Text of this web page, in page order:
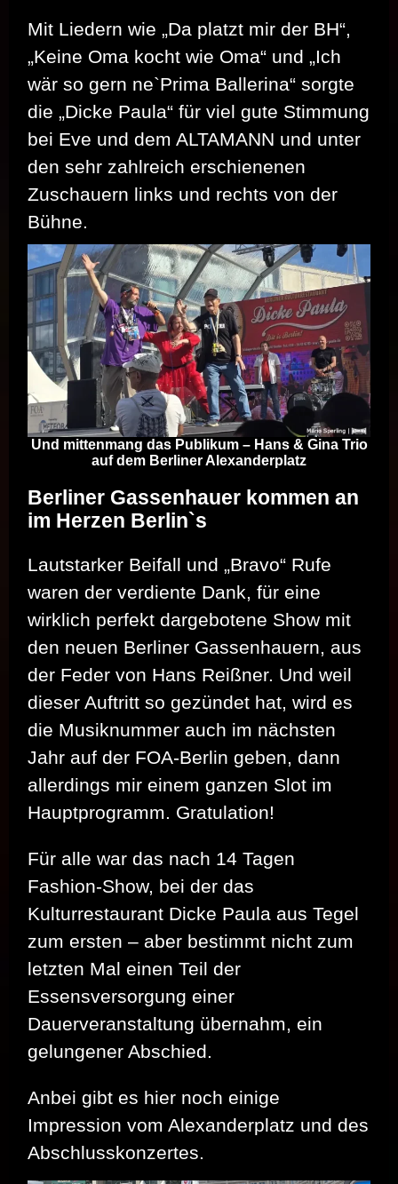
Mit Liedern wie „Da platzt mir der BH“,
„Keine Oma kocht wie Oma“ und „Ich
wär so gern ne`Prima Ballerina“ sorgte
die „Dicke Paula“ für viel gute Stimmung
bei Eve und dem ALTAMANN und unter
den sehr zahlreich erschienenen
Zuschauern links und rechts von der
Bühne.
Und mittenmang das Publikum – Hans & Gina Trio
auf dem Berliner Alexanderplatz
Berliner Gassenhauer kommen an
im Herzen Berlin`s
Lautstarker Beifall und „Bravo“ Rufe
waren der verdiente Dank, für eine
wirklich perfekt dargebotene Show mit
den neuen Berliner Gassenhauern, aus
der Feder von Hans Reißner. Und weil
dieser Auftritt so gezündet hat, wird es
die Musiknummer auch im nächsten
Jahr auf der FOA-Berlin geben, dann
allerdings mir einem ganzen Slot im
Hauptprogramm. Gratulation!
Für alle war das nach 14 Tagen
Fashion-Show, bei der das
Kulturrestaurant Dicke Paula aus Tegel
zum ersten – aber bestimmt nicht zum
letzten Mal einen Teil der
Essensversorgung einer
Dauerveranstaltung übernahm, ein
gelungener Abschied.
Anbei gibt es hier noch einige
Impression vom Alexanderplatz und des
Abschlusskonzertes.